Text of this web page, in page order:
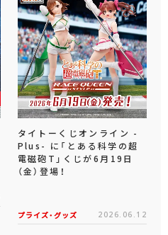
タイトーくじオンライン -
Plus- に「とある科学の超
電磁砲T」くじが6月19日
（金）登場！
プライズ・グッズ 2026.06.12